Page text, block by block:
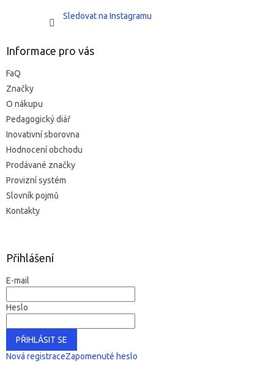
Sledovat na Instagramu
Informace pro vás
FaQ
Značky
O nákupu
Pedagogický diář
Inovativní sborovna
Hodnocení obchodu
Prodávané značky
Provizní systém
Slovník pojmů
Kontakty
Přihlášení
E-mail
Heslo
PŘIHLÁSIT SE
Nová registraceZapomenuté heslo